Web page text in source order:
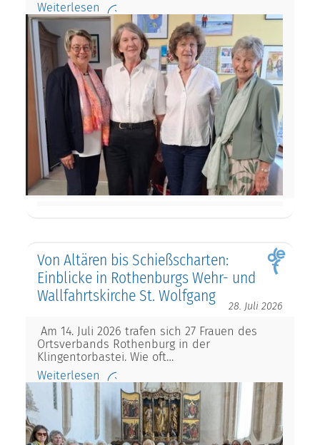
Weiterlesen
Von Altären bis Schießscharten:
Einblicke in Rothenburgs Wehr- und
Wallfahrtskirche St. Wolfgang
28. Juli 2026
Am 14. Juli 2026 trafen sich 27 Frauen des
Ortsverbands Rothenburg in der
Klingentorbastei. Wie oft…
Weiterlesen